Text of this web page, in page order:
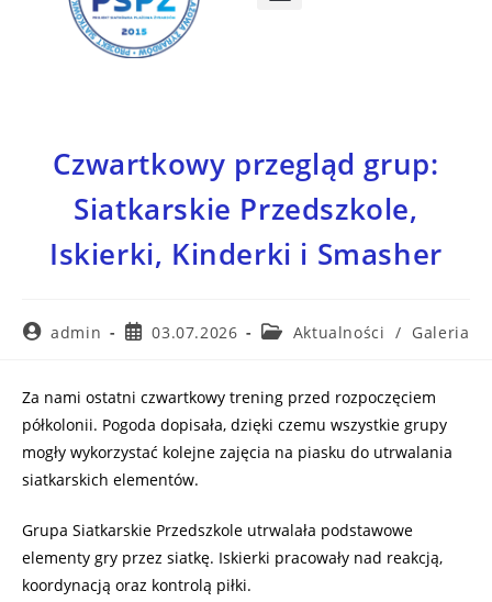
Czwartkowy przegląd grup:
Siatkarskie Przedszkole,
Iskierki, Kinderki i Smasher
admin 03.07.2026 Aktualności / Galeria
Za nami ostatni czwartkowy trening przed rozpoczęciem
półkolonii. Pogoda dopisała, dzięki czemu wszystkie grupy
mogły wykorzystać kolejne zajęcia na piasku do utrwalania
siatkarskich elementów.
Grupa Siatkarskie Przedszkole utrwalała podstawowe
elementy gry przez siatkę. Iskierki pracowały nad reakcją,
koordynacją oraz kontrolą piłki.